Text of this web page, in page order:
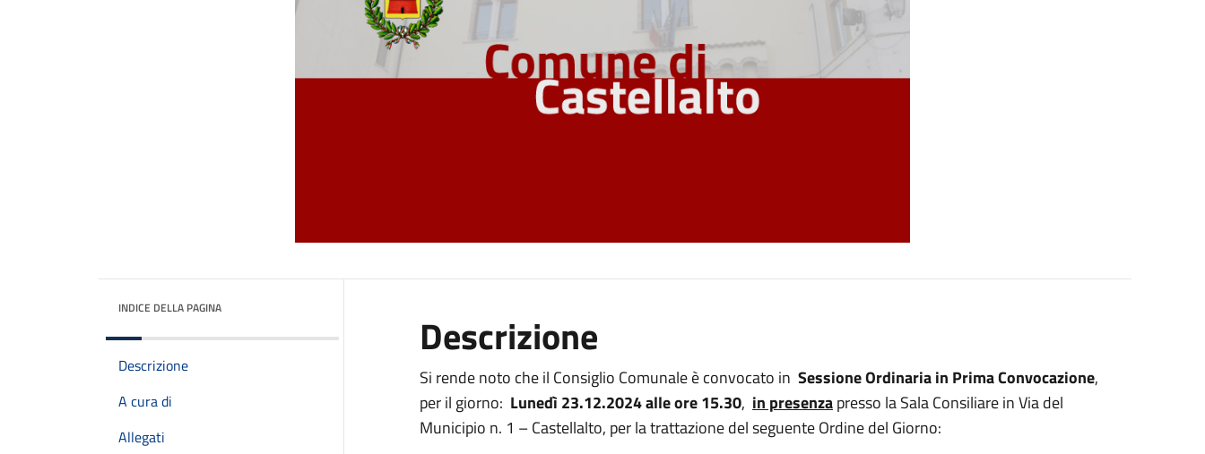
INDICE DELLA PAGINA
Descrizione
A cura di
Allegati
Descrizione
Si rende noto che il Consiglio Comunale è convocato in Sessione Ordinaria in Prima Convocazione,
per il giorno: Lunedì 23.12.2024 alle ore 15.30, in presenzapresso la Sala Consiliare in Via del
Municipio n. 1 – Castellalto, per la trattazione del seguente Ordine del Giorno: